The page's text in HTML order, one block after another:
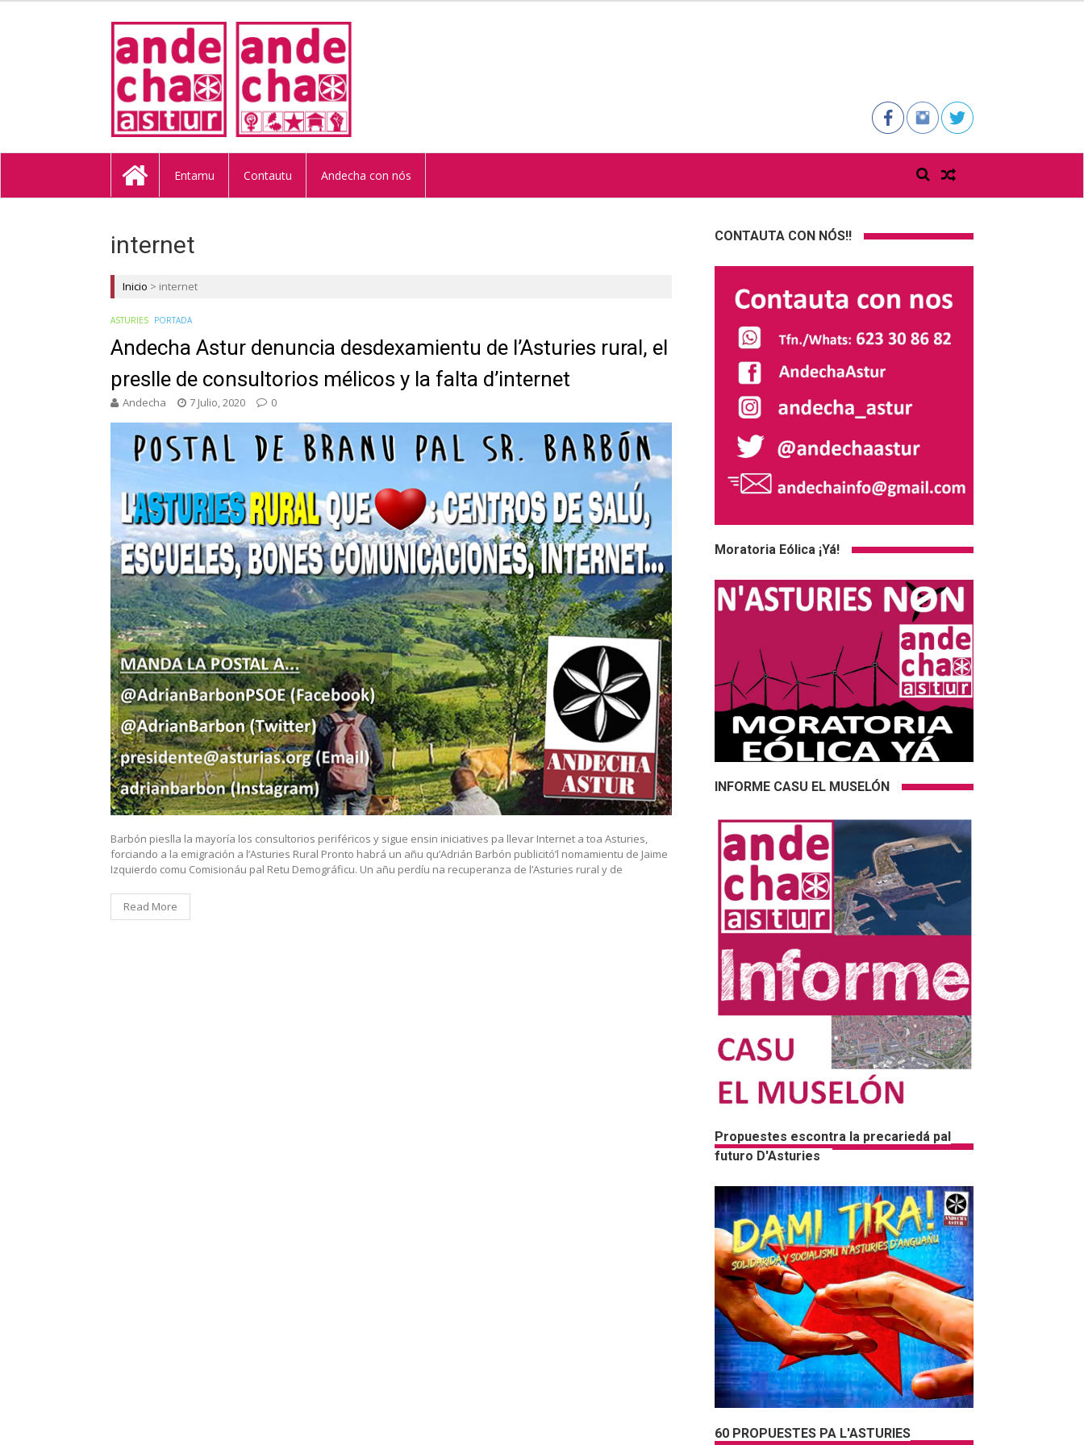
ANDECHA ASTUR
Entamu Contautu Andecha con nós
internet
Inicio > internet
ASTURIES PORTADA
Andecha Astur denuncia desdexamientu de l’Asturies rural, el
preslle de consultorios mélicos y la falta d’internet
Andecha 7 Julio, 2020 0
Barbón pieslla la mayoría los consultorios periféricos y sigue ensin iniciatives pa llevar Internet a toa Asturies,
forciando a la emigración a l’Asturies Rural Pronto habrá un añu qu’Adrián Barbón publicitó’l nomamientu de Jaime
Izquierdo comu Comisionáu pal Retu Demográficu. Un añu perdíu na recuperanza de l’Asturies rural y de
Read More
CONTAUTA CON NÓS!!
Moratoria Eólica ¡Yá!
INFORME CASU EL MUSELÓN
Propuestes escontra la precariedá pal
futuro D'Asturies
60 PROPUESTES PA L'ASTURIES